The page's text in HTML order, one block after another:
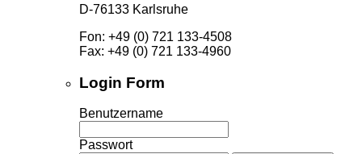
D-76133 Karlsruhe
Fon: +49 (0) 721 133-4508
Fax: +49 (0) 721 133-4960
Login Form
Benutzername
Passwort